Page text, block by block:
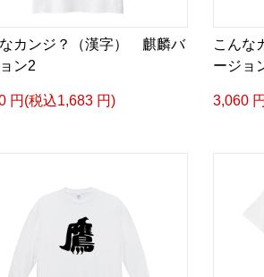
カンジ？（漢字） 麒麟バ
ン2
円(税込1,683 円)
こんな
ージョ
3,060